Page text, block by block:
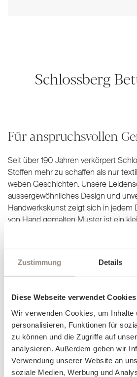
Zustimmung Details
Diese Webseite verwendet Cookies
Wir verwenden Cookies, um Inhalte
personalisieren, Funktionen für
zu können und die Zugriffe auf
analysieren. Außerdem geben wir
Verwendung unserer Website an
soziale Medien, Werbung und
Schlossberg
Für anspruchsvollen
Seit über 190 Jahren verkörpert
Stoffen mehr zu schaffen als nur
weben Geschichten. Unsere
aussergewöhnliches Design und
Handwerkskunst zeigt sich in jedem
von Hand gemalten Muster ist ein
Ihren Rückzugsort in eine
Erleben Sie pure Sinnlichkeit: Ob
zart und luftig oder wohlig wärmend –
jeder Berührung eine neue Facette
entdecken. Unsere Bettwäsche ist
sondern eine Einladung, sich in
lassen. Finden Sie heraus, worin Sie
aufgehoben fühlen, und träumen Sie
für Sie geschaffen wurden.